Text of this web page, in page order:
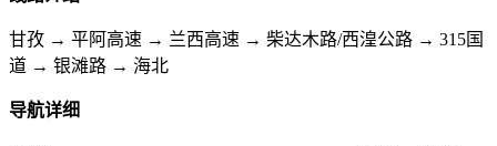
甘孜 → 平阿高速 → 兰西高速 → 柴达木路/西湟公路 → 315国
道 → 银滩路 → 海北
导航详细